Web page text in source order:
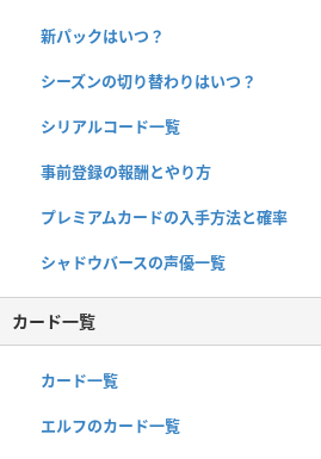
新パックはいつ？
シーズンの切り替わりはいつ？
シリアルコード一覧
事前登録の報酬とやり方
プレミアムカードの入手方法と確率
シャドウバースの声優一覧
カード一覧
カード一覧
エルフのカード一覧